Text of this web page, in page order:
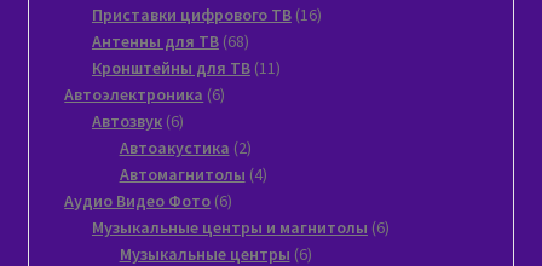
товаров
Приставки цифрового ТВ 1616
Антенны для ТВ 6868
товаров
Кронштейны для ТВ 1111
Автоэлектроника 66
Автозвук 66
товаров
Автоакустика 22
товара
Автомагнитолы 44
Аудио Видео Фото 66
товаров
Музыкальные центры и магнитолы 66
Музыкальные центры 66